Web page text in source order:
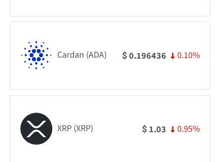
Cardan (ADA) $0.196436 0.10%
XRP (XRP) $ 1.03 0.95%